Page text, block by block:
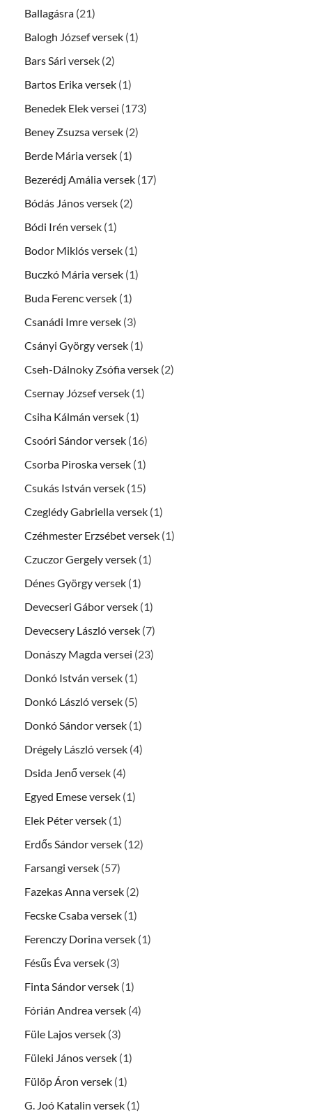
Ballagásra (21)
Balogh József versek (1)
Bars Sári versek (2)
Bartos Erika versek (1)
Benedek Elek versei (173)
Beney Zsuzsa versek (2)
Berde Mária versek (1)
Bezerédj Amália versek (17)
Bódás János versek (2)
Bódi Irén versek (1)
Bodor Miklós versek (1)
Buczkó Mária versek (1)
Buda Ferenc versek (1)
Csanádi Imre versek (3)
Csányi György versek (1)
Cseh-Dálnoky Zsófia versek (2)
Csernay József versek (1)
Csiha Kálmán versek (1)
Csoóri Sándor versek (16)
Csorba Piroska versek (1)
Csukás István versek (15)
Czeglédy Gabriella versek (1)
Czéhmester Erzsébet versek (1)
Czuczor Gergely versek (1)
Dénes György versek (1)
Devecseri Gábor versek (1)
Devecsery László versek (7)
Donászy Magda versei (23)
Donkó István versek (1)
Donkó László versek (5)
Donkó Sándor versek (1)
Drégely László versek (4)
Dsida Jenő versek (4)
Egyed Emese versek (1)
Elek Péter versek (1)
Erdős Sándor versek (12)
Farsangi versek (57)
Fazekas Anna versek (2)
Fecske Csaba versek (1)
Ferenczy Dorina versek (1)
Fésűs Éva versek (3)
Finta Sándor versek (1)
Fórián Andrea versek (4)
Füle Lajos versek (3)
Füleki János versek (1)
Fülöp Áron versek (1)
G. Joó Katalin versek (1)